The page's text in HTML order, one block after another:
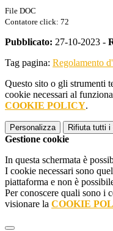
File DOC
Contatore click: 72
Pubblicato: 27-10-2023 -
Tag pagina: Regolamento
Questo sito o gli strumenti
cookie necessari al
COOKIE POLICY.
Personalizza Rifiuta tutti i
Gestione cookie
In questa schermata è
I cookie necessari sono
piattaforma e non è
Per conoscere quali sono i
visionare la COOKIE